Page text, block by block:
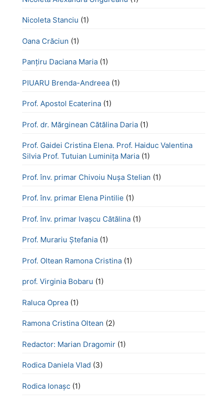
Nicoleta Stanciu (1)
Oana Crăciun (1)
Panțiru Daciana Maria (1)
PIUARU Brenda-Andreea (1)
Prof. Apostol Ecaterina (1)
Prof. dr. Mărginean Cătălina Daria (1)
Prof. Gaidei Cristina Elena. Prof. Haiduc Valentina
Silvia Prof. Tutuian Luminița Maria (1)
Prof. înv. primar Chivoiu Nușa Stelian (1)
Prof. înv. primar Elena Pintilie (1)
Prof. înv. primar Ivașcu Cătălina (1)
Prof. Murariu Ștefania (1)
Prof. Oltean Ramona Cristina (1)
prof. Virginia Bobaru (1)
Raluca Oprea (1)
Ramona Cristina Oltean (2)
Redactor: Marian Dragomir (1)
Rodica Daniela Vlad (3)
Rodica Ionașc (1)